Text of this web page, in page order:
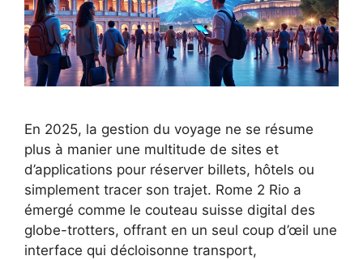
En 2025, la gestion du voyage ne se résume
plus à manier une multitude de sites et
d’applications pour réserver billets, hôtels ou
simplement tracer son trajet. Rome 2 Rio a
émergé comme le couteau suisse digital des
globe-trotters, offrant en un seul coup d’œil une
interface qui décloisonne transport,